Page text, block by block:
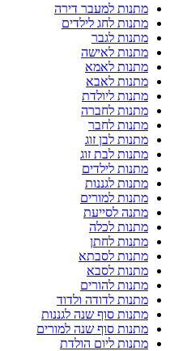
מתנות למעבר דירה
מתנות לחג לילדים
מתנות לגבר
מתנות לאישה
מתנות לאמא
מתנות לאבא
מתנות ליולדת
מתנות לחברה
מתנות לחבר
מתנות לבן זוג
מתנות לבת זוג
מתנות לילדים
מתנות לגננות
מתנות למורים
מתנה לסייעת
מתנות לכלה
מתנות לחתן
מתנות לסבתא
מתנות לסבא
מתנות להורים
מתנות לדודה ולדוד
מתנות סוף שנה לגננות
מתנות סוף שנה למורים
מתנות ליום הולדת